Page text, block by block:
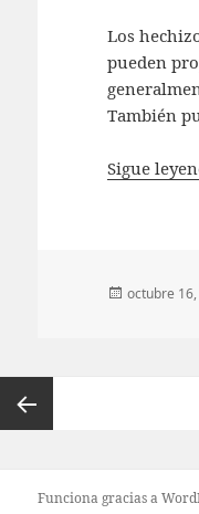
Los
pueden
También
Sigue
Publicado
octubre 16,
Funciona gracias a